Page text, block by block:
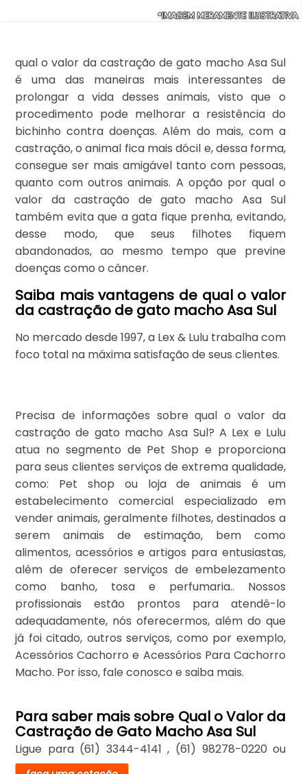
qual o valor da castração de gato macho Asa Sul
é uma das maneiras mais interessantes de
prolongar a vida desses animais, visto que o
procedimento pode melhorar a resistência do
bichinho contra doenças. Além do mais, com a
castração, o animal fica mais dócil e, dessa forma,
consegue ser mais amigável tanto com pessoas,
quanto com outros animais. A opção por qual o
valor da castração de gato macho Asa Sul
também evita que a gata fique prenha, evitando,
desse modo, que seus filhotes fiquem
abandonados, ao mesmo tempo que previne
doenças como o câncer.
Saiba mais vantagens de qual o valor
da castração de gato macho Asa Sul
No mercado desde 1997, a Lex & Lulu trabalha com
foco total na máxima satisfação de seus clientes.
Precisa de informações sobre qual o valor da
castração de gato macho Asa Sul? A Lex e Lulu
atua no segmento de Pet Shop e proporciona
para seus clientes serviços de extrema qualidade,
como: Pet shop ou loja de animais é um
estabelecimento comercial especializado em
vender animais, geralmente filhotes, destinados a
serem animais de estimação, bem como
alimentos, acessórios e artigos para entusiastas,
além de oferecer serviços de embelezamento
como banho, tosa e perfumaria.. Nossos
profissionais estão prontos para atendê-lo
adequadamente, nós oferecermos, além do que
já foi citado, outros serviços, como por exemplo,
Acessórios Cachorro e Acessórios Para Cachorro
Macho. Por isso, fale conosco e saiba mais.
Para saber mais sobre Qual o Valor da
Castração de Gato Macho Asa Sul
Ligue para (61) 3344-4141 , (61) 98278-0220 ou